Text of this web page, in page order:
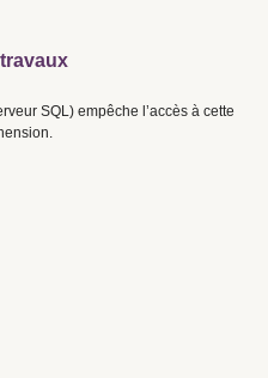
SQL) empêche l’accès à cette